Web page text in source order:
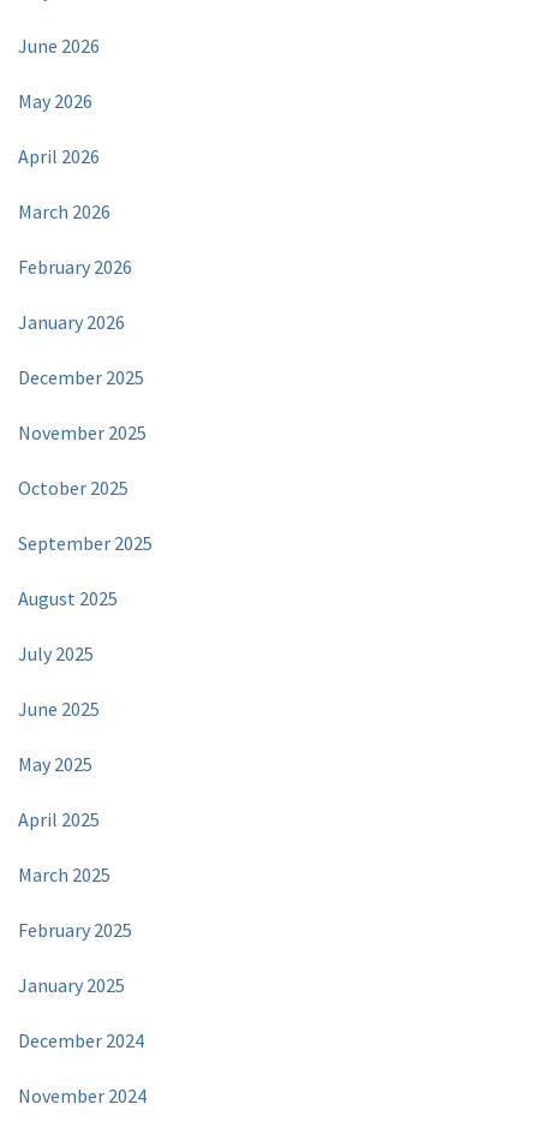
June 2026
May 2026
April 2026
March 2026
February 2026
January 2026
December 2025
November 2025
October 2025
September 2025
August 2025
July 2025
June 2025
May 2025
April 2025
March 2025
February 2025
January 2025
December 2024
November 2024